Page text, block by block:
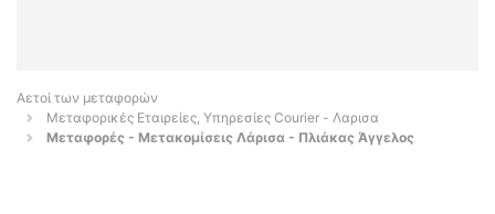
Αετοί των μεταφορών
Μεταφορικές Εταιρείες, Υπηρεσίες Courier - Λαρισα
Μεταφορές - Μετακομίσεις Λάρισα - Πλιάκας Άγγελος